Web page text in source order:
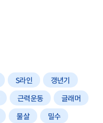
S라인
갱년기
근력운동
글래머
물살
밀수